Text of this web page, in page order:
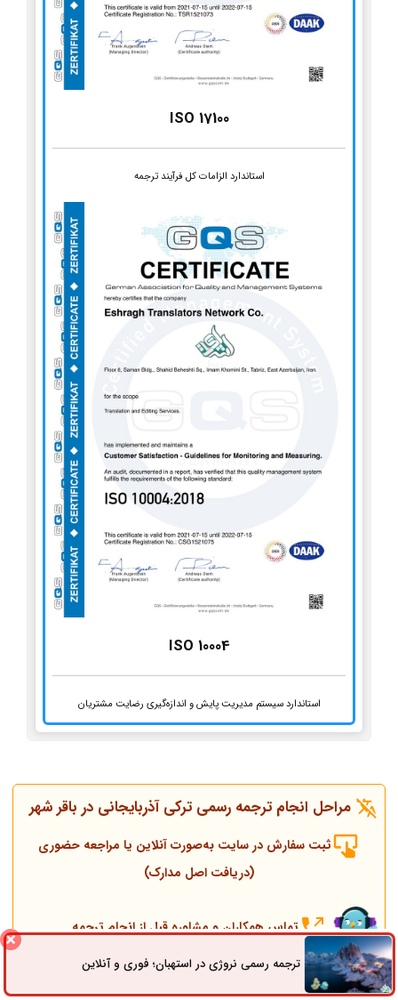
ISO 17100
استاندارد الزامات کل فرآیند ترجمه
ISO 10004
استاندارد سیستم مدیریت پایش و اندازه‌گیری رضایت مشتریان
مراحل انجام ترجمه رسمی ترکی آذربایجانی در باقر شهر
ثبت سفارش در سایت به‌صورت آنلاین یا مراجعه حضوری
(دریافت اصل مدارک)
تماس همکاران و مشاوره قبل از انجام ترجمه
ترجمه رسمی نروژی در استهبان؛ فوری و آنلاینثبت سفارش راه های ارتباطی